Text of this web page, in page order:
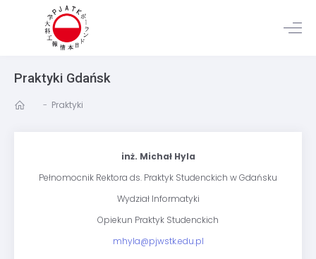
Praktyki Gdańsk
- Praktyki
inż. Michał Hyla
Pełnomocnik Rektora ds. Praktyk Studenckich w Gdańsku
Wydział Informatyki
Opiekun Praktyk Studenckich
mhyla@pjwstk.edu.pl